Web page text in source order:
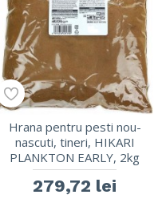
Hrana pentru pesti nou-
nascuti, tineri, HIKARI
PLANKTON EARLY, 2kg
279,72 lei